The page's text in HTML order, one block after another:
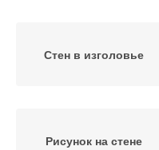
Стен в изголовье
Рисунок на стене